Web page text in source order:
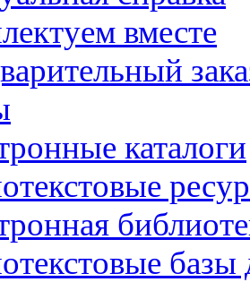
вместе
каталоги